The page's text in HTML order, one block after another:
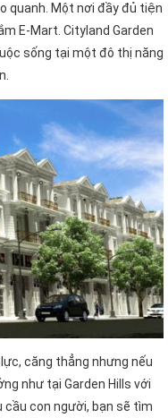
quanh. Một nơi đầy đủ tiện
E-Mart. Cityland Garden
sống tại một đô thị năng
căng thẳng nhưng nếu
như tại Garden Hills với
con người, bạn sẽ tìm